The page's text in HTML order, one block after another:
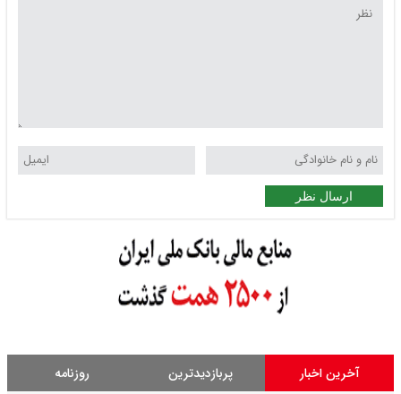
ارسال نظر
آخرین اخبار پربازدیدترین روزنامه